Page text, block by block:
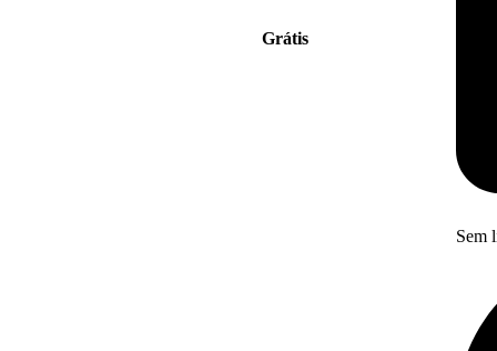
Grátis
Sem